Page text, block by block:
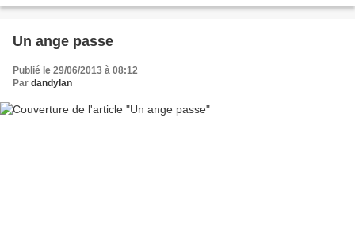
Un ange passe
Publié le 29/06/2013 à 08:12
Par dandylan